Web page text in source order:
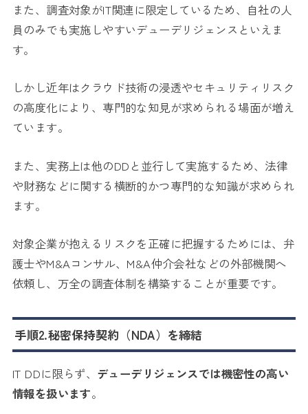
また、調査対象がIT関連に限定しているため、自社の人
員のみでも実施しやすいデューデリジェンスといえま
す。
しかし近年はクラウド技術の浸透やセキュリティリスク
の高度化により、専門的な知見が求められる場面が増え
ています。
また、実務上は他のDDと並行して実施するため、法律
や財務などに関する横断的かつ専門的な知識が求められ
ます。
対象企業が抱えるリスクを正確に把握するためには、弁
護士やM&Aコンサル、M&A仲介会社などの外部機関へ
依頼し、万全の調査体制を構築することが重要です。
手順2.秘密保持契約（NDA）を締結
IT DDに限らず、 デューデリジェンスでは機密性の高い
情報を扱います。